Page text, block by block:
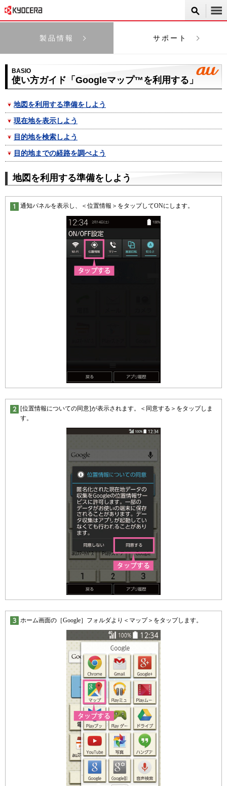
製品情報 サポート
BASIO
使い方ガイド「Googleマップ™を利用する」
地図を利用する準備をしよう
現在地を表示しよう
目的地を検索しよう
目的地までの経路を調べよう
地図を利用する準備をしよう
通知パネルを表示し、＜位置情報＞をタップしてONにします。
[位置情報についての同意]が表示されます。＜同意する＞をタップしま
す。
ホーム画面の［Google］フォルダより＜マップ＞をタップします。